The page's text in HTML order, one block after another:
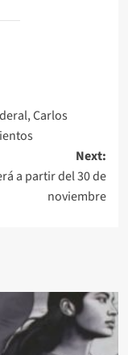
Carlos
Next:
a partir del 30 de
noviembre